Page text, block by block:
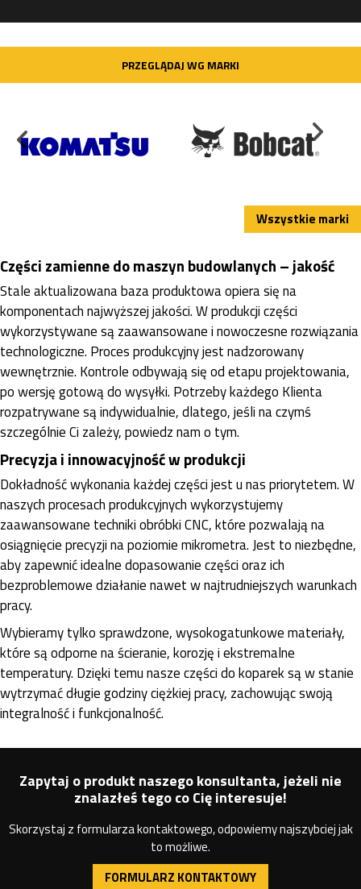
PRZEGLĄDAJ WG MARKI
Wszystkie marki
Części zamienne do maszyn budowlanych – jakość
Stale aktualizowana baza produktowa opiera się na
komponentach najwyższej jakości. W produkcji części
wykorzystywane są zaawansowane i nowoczesne rozwiązania
technologiczne. Proces produkcyjny jest nadzorowany
wewnętrznie. Kontrole odbywają się od etapu projektowania,
po wersję gotową do wysyłki. Potrzeby każdego Klienta
rozpatrywane są indywidualnie, dlatego, jeśli na czymś
szczególnie Ci zależy, powiedz nam o tym.
Precyzja i innowacyjność w produkcji
Dokładność wykonania każdej części jest u nas priorytetem. W
naszych procesach produkcyjnych wykorzystujemy
zaawansowane techniki obróbki CNC, które pozwalają na
osiągnięcie precyzji na poziomie mikrometra. Jest to niezbędne,
aby zapewnić idealne dopasowanie części oraz ich
bezproblemowe działanie nawet w najtrudniejszych warunkach
pracy.
Wybieramy tylko sprawdzone, wysokogatunkowe materiały,
które są odporne na ścieranie, korozję i ekstremalne
temperatury. Dzięki temu nasze części do koparek są w stanie
wytrzymać długie godziny ciężkiej pracy, zachowując swoją
integralność i funkcjonalność.
Zapytaj o produkt naszego konsultanta, jeżeli nie
znalazłeś tego co Cię interesuje!
Skorzystaj z formularza kontaktowego, odpowiemy najszybciej jak
to możliwe.
FORMULARZ KONTAKTOWY